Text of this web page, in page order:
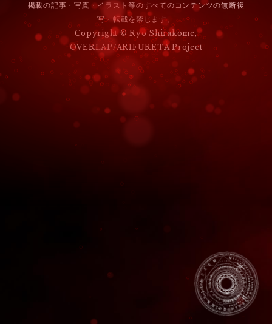
ー
シ
ョ
掲載の記事・写真・イラスト等のすべてのコンテンツの無断複
写・転載を禁じます。
Copyright © Ryo Shirakome,
OVERLAP/ARIFURETA Project